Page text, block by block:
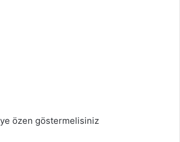
özen göstermelisiniz